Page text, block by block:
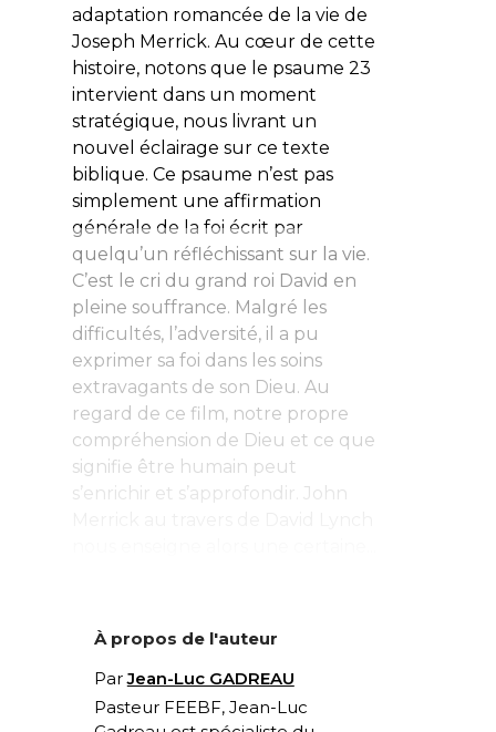
adaptation romancée de la vie de
Joseph Merrick. Au cœur de cette
histoire, notons que le psaume 23
intervient dans un moment
stratégique, nous livrant un
nouvel éclairage sur ce texte
biblique. Ce psaume n’est pas
simplement une affirmation
générale de la foi écrit par
quelqu’un réfléchissant sur la vie.
C’est le cri du grand roi David en
pleine souffrance. Malgré les
difficultés, l’adversité, il a pu
exprimer sa foi dans les soins
extravagants de son Dieu. Au
regard de ce film, notre propre
compréhension de Dieu et ce que
signifie être humain peut
s’enrichir et s’approfondir. John
À propos de l'auteur
ParJean-Luc GADREAU
Pasteur FEEBF, Jean-Luc